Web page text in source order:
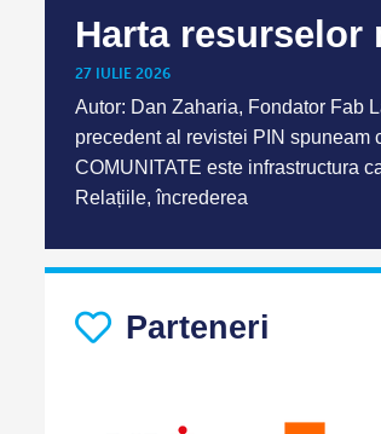
Harta resurselor
27 IULIE 2026
Autor: Dan Zaharia, Fondator Fab
precedent al revistei PIN spuneam
COMUNITATE este infrastructura
Relațiile, încrederea
Parteneri